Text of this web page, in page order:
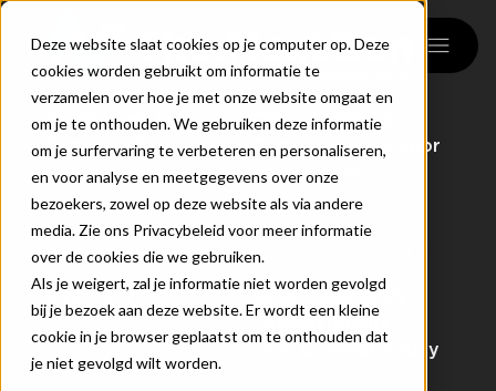
Deze website slaat cookies op je computer op. Deze
cookies worden gebruikt om informatie te
verzamelen over hoe je met onze website omgaat en
om je te onthouden. We gebruiken deze informatie
om je surfervaring te verbeteren en personaliseren,
en voor analyse en meetgegevens over onze
bezoekers, zowel op deze website als via andere
media. Zie ons Privacybeleid voor meer informatie
over de cookies die we gebruiken.
Als je weigert, zal je informatie niet worden gevolgd
bij je bezoek aan deze website. Er wordt een kleine
cookie in je browser geplaatst om te onthouden dat
je niet gevolgd wilt worden.
menu
OVER ONS
Zo doen wij het
Onze locaties
Contact
IT-SERVICES
Onze IT-Services
Onze oplossing voor
de Wet DBA
VACATURES
Overzicht
TECH COMMUNITY
Onze Community
The.NextPoints
Tech Connect Friday